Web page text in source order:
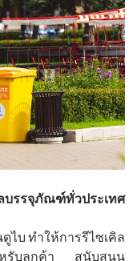
บรรจุภัณฑ์ทั่วประเทศ
ไบ ทำให้การรีไซเคิล
หรับลูกค้า สนับสนุน